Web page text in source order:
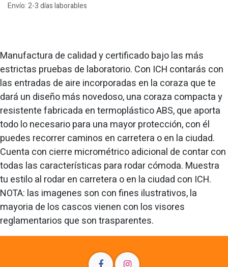
Envío: 2-3 días laborables
Manufactura de calidad y certificado bajo las más
estrictas pruebas de laboratorio. Con ICH contarás con
las entradas de aire incorporadas en la coraza que te
dará un diseño más novedoso, una coraza compacta y
resistente fabricada en termoplástico ABS, que aporta
todo lo necesario para una mayor protección, con él
puedes recorrer caminos en carretera o en la ciudad.
Cuenta con cierre micrométrico adicional de contar con
todas las características para rodar cómoda. Muestra
tu estilo al rodar en carretera o en la ciudad con ICH.
NOTA: las imagenes son con fines ilustrativos, la
mayoria de los cascos vienen con los visores
reglamentarios que son trasparentes.